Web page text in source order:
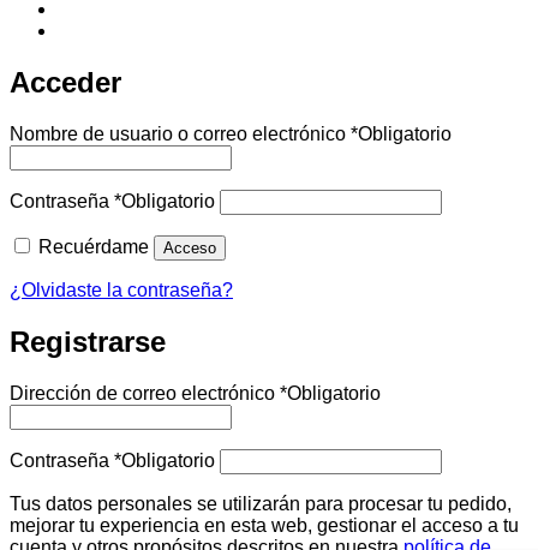
Acceder
Nombre de usuario o correo electrónico *Obligatorio
Contraseña *Obligatorio
Recuérdame Acceso
¿Olvidaste la contraseña?
Registrarse
Dirección de correo electrónico *Obligatorio
Contraseña *Obligatorio
Tus datos personales se utilizarán para procesar tu pedido,
mejorar tu experiencia en esta web, gestionar el acceso a tu